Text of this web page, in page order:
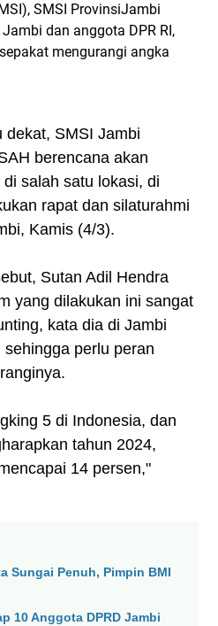
SMSI ProvinsiJambi
dan anggota DPR RI,
mengurangi angka
dekat, SMSI Jambi
berencana akan
salah satu lokasi, di
rapat dan silaturahmi
Kamis (4/3).
Sutan Adil Hendra
yang dilakukan ini sangat
kata dia di Jambi
perlu peran
5 di Indonesia, dan
tahun 2024,
14 persen,"
Sungai Penuh, Pimpin BMI
10 Anggota DPRD Jambi